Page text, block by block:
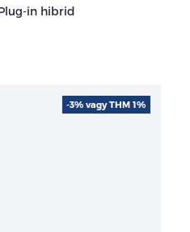
in hibrid
-3% vagy THM 1%